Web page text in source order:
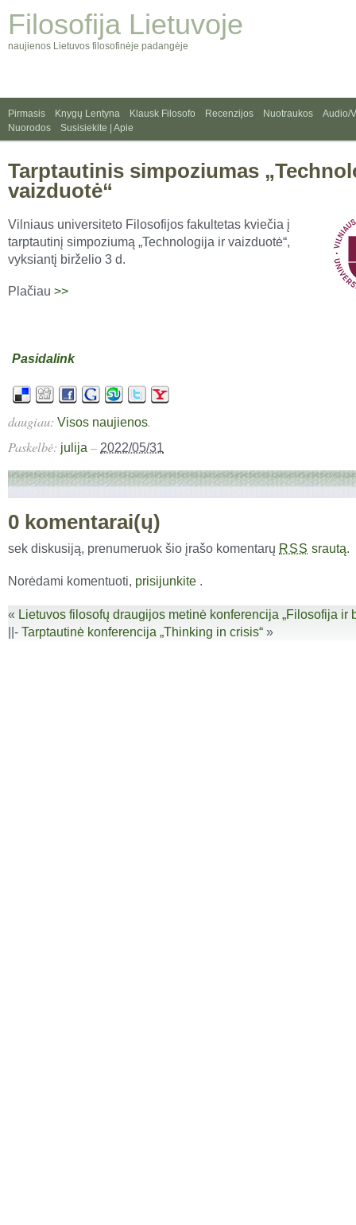
Filosofija Lietuvoje
naujienos Lietuvos filosofinėje padangėje
Pirmasis Knygų Lentyna Klausk Filosofo Recenzijos Nuotraukos
Audio/
Nuorodos
Susisiekite | Apie
Tarptautinis simpoziumas
vaizduotė“
Vilniaus universiteto Filosofijos fakultetas kviečia į
tarptautinį simpoziumą „Technologija ir vaizduotė“,
vyksiantį birželio 3 d.
Plačiau >>
Pasidalink
daugiau: Visos naujienos.
Paskelbė: julija – 2022/05/31
0 komentarai(ų)
sek diskusiją, prenumeruok šio įrašo komentarų RSS srautą.
Norėdami komentuoti, prisijunkite .
« Lietuvos filosofų draugijos metinė konferencija „Filosofija ir
||- Tarptautinė konferencija „Thinking in crisis“ »